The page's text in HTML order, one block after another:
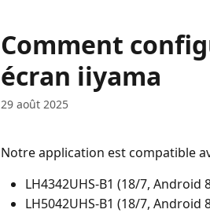
Comment
écran iiyama
29 août 2025
Notre application est compatible
LH4342UHS-B1 (18/7, Android
LH5042UHS-B1 (18/7, Android